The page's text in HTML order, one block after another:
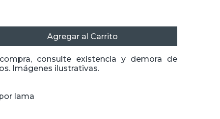
Agregar al Carrito
consulte existencia y demora de
Imágenes ilustrativas.
lama